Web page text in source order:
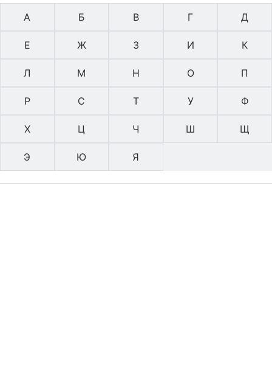
А Б В Г Д
Е Ж З И К
Л М Н О П
Р С Т У Ф
Х Ц Ч Ш Щ
Э Ю Я